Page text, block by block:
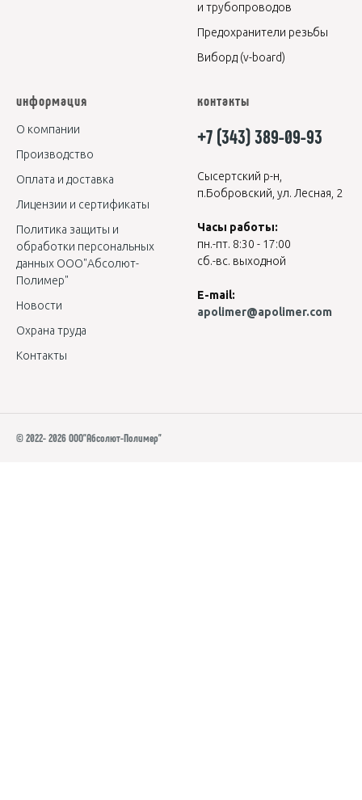
и трубопроводов
Предохранители резьбы
Виборд (v-board)
информация
О компании
Производство
Оплата и доставка
Лицензии и сертификаты
Политика защиты и
обработки персональных
данных ООО"Абсолют-
Полимер"
Новости
Охрана труда
Контакты
контакты
+7 (343) 389-09-93
Сысертский р-н,
п.Бобровский, ул. Лесная, 2
Часы работы:
пн.-пт. 8:30 - 17:00
сб.-вс. выходной
E-mail:
apolimer@apolimer.com
© 2022- 2026 ООО"Абсолют-Полимер"